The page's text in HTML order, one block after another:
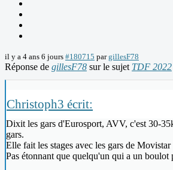
il y a 4 ans 6 jours #180715 pargillesF78
Réponse de gillesF78 sur le sujet TDF 2022
Christoph3 écrit:
Dixit les gars d'Eurosport, AVV, c'est 30-
gars.
Elle fait les stages avec les gars de Movistar
Pas étonnant que quelqu'un qui a un boulot